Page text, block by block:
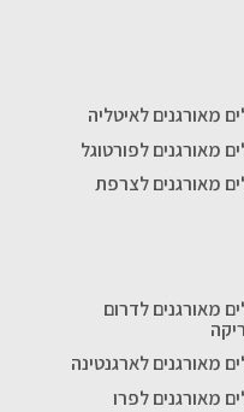
מאורגנים לאיטליה
מאורגנים לפורטוגל
מאורגנים לצרפת
מאורגנים לדרום
מאורגנים לארגנטינה
מאורגנים לפרו